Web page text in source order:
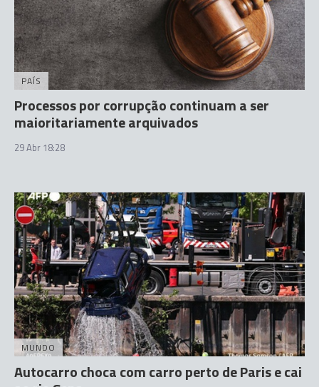
PAÍS
Processos por corrupção continuam a ser
maioritariamente arquivados
29 Abr 18:28
MUNDO
Autocarro choca com carro perto de Paris e cai